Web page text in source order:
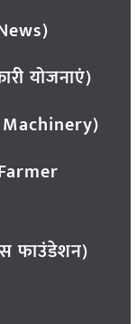
योजनाएं)
फाउंडेशन)